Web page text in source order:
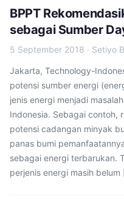
BPPT
sebagai Sumber
5 September 2018 · Setiyo
Jakarta, Technology-
potensi sumber energi
jenis energi menjadi
Indonesia. Sebagai contoh,
potensi cadangan minyak
panas bumi
sebagai energi terbarukan.
perjenis energi masih